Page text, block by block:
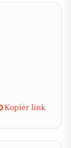
Kopiér link